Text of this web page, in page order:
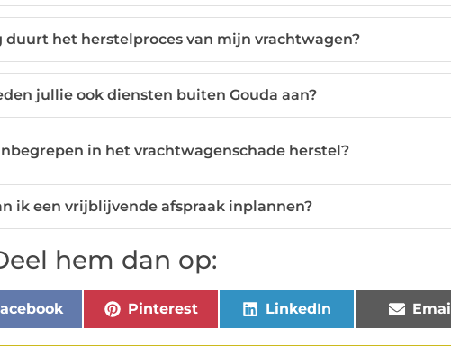
duurt het herstelproces van mijn vrachtwagen?
jullie ook diensten buiten Gouda aan?
in het vrachtwagenschade herstel?
ik een vrijblijvende afspraak inplannen?
hem dan op:
Pinterest LinkedIn Email